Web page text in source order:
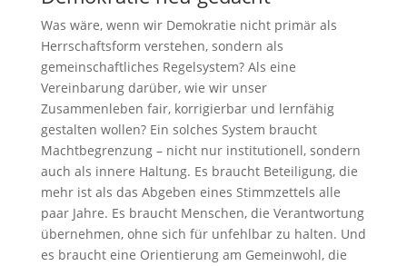
Was wäre, wenn wir Demokratie nicht primär als
Herrschaftsform verstehen, sondern als
gemeinschaftliches Regelsystem? Als eine
Vereinbarung darüber, wie wir unser
Zusammenleben fair, korrigierbar und lernfähig
gestalten wollen? Ein solches System braucht
Machtbegrenzung – nicht nur institutionell, sondern
auch als innere Haltung. Es braucht Beteiligung, die
mehr ist als das Abgeben eines Stimmzettels alle
paar Jahre. Es braucht Menschen, die Verantwortung
übernehmen, ohne sich für unfehlbar zu halten. Und
es braucht eine Orientierung am Gemeinwohl, die